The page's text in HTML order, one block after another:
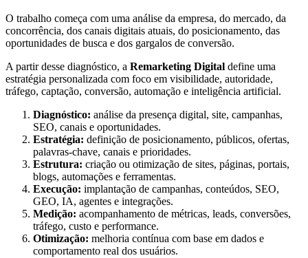
O trabalho começa com uma análise da empresa, do mercado, da
concorrência, dos canais digitais atuais, do posicionamento, das
oportunidades de busca e dos gargalos de conversão.
A partir desse diagnóstico, a Remarketing Digital define uma
estratégia personalizada com foco em visibilidade, autoridade,
tráfego, captação, conversão, automação e inteligência artificial.
Diagnóstico: análise da presença digital, site, campanhas,
SEO, canais e oportunidades.
Estratégia: definição de posicionamento, públicos, ofertas,
palavras-chave, canais e prioridades.
Estrutura: criação ou otimização de sites, páginas, portais,
blogs, automações e ferramentas.
Execução: implantação de campanhas, conteúdos, SEO,
GEO, IA, agentes e integrações.
Medição: acompanhamento de métricas, leads, conversões,
tráfego, custo e performance.
Otimização: melhoria contínua com base em dados e
comportamento real dos usuários.